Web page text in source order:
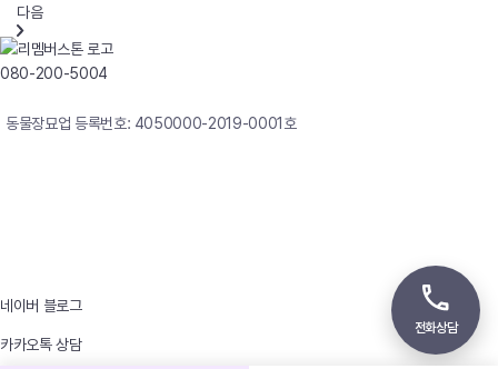
다음
080-200-5004
동물장묘업 등록번호: 4050000-2019-0001호
네이버 블로그
카카오톡 상담
전화상담